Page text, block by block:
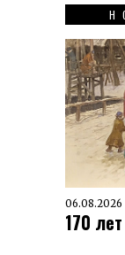
06.08.2026
170